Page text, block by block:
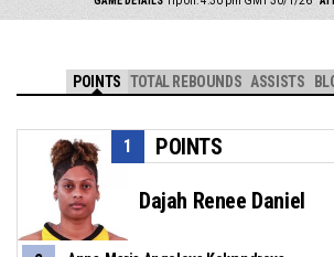
POINTS TOTAL REBOUNDS ASSISTS
POINTS
1
Dajah Renee Daniel